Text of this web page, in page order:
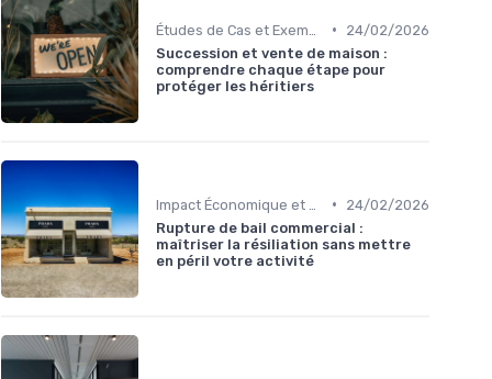
•
24/02/2026
Succession et vente de maison :
comprendre chaque étape pour
protéger les héritiers
•
24/02/2026
Rupture de bail commercial :
maîtriser la résiliation sans mettre
en péril votre activité